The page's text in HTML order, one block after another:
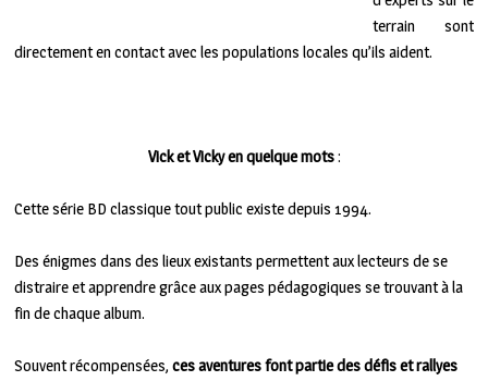
terrain sont
directement en contact avec les populations locales qu’ils aident.
Vick et Vicky en quelque mots:
Cette série BD classique tout public existe depuis 1994.
Des énigmes dans des lieux existants permettent aux lecteurs de se
distraire et apprendre grâce aux pages pédagogiques se trouvant à la
fin de chaque album.
Souvent récompensées,ces aventures font partie des défis et rallyes